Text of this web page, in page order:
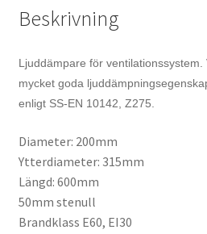
Beskrivning
Ljuddämpare för ventilationssystem.
mycket goda
enligt SS-EN 10142, Z275.
Diameter: 200mm
Ytterdiameter: 315mm
Längd: 600mm
50mm stenull
Brandklass E60, EI30